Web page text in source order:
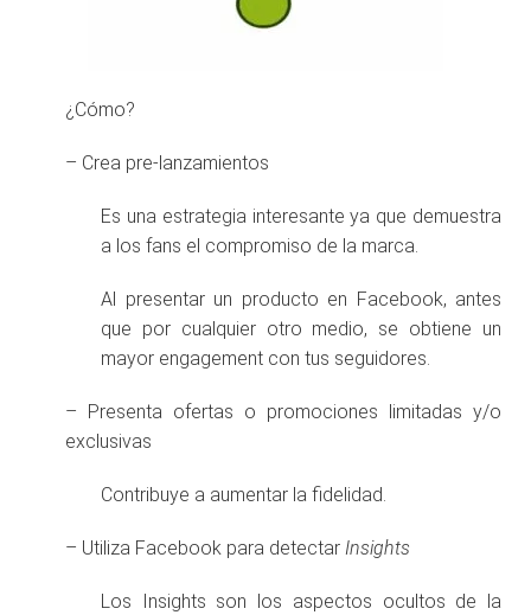
¿Cómo?
– Crea pre-lanzamientos
Es una estrategia interesante ya que demuestra
a los fans el compromiso de la marca.
Al presentar un producto en Facebook, antes
que por cualquier otro medio, se obtiene un
mayor engagement con tus seguidores.
– Presenta ofertas o promociones limitadas y/o
exclusivas
Contribuye a aumentar la fidelidad.
– Utiliza Facebook para detectar Insights
Los Insights son los aspectos ocultos de la